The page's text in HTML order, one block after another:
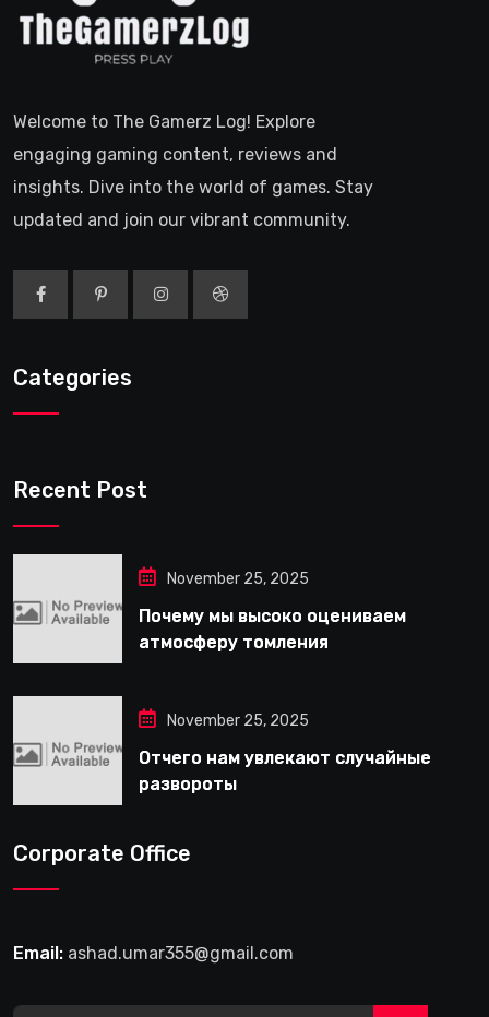
Welcome to The Gamerz Log! Explore
engaging gaming content, reviews and
insights. Dive into the world of games. Stay
updated and join our vibrant community.
Categories
Recent Post
November 25, 2025
Почему мы высоко оцениваем
атмосферу томления
November 25, 2025
Отчего нам увлекают случайные
развороты
Corporate Office
Email: ashad.umar355@gmail.com